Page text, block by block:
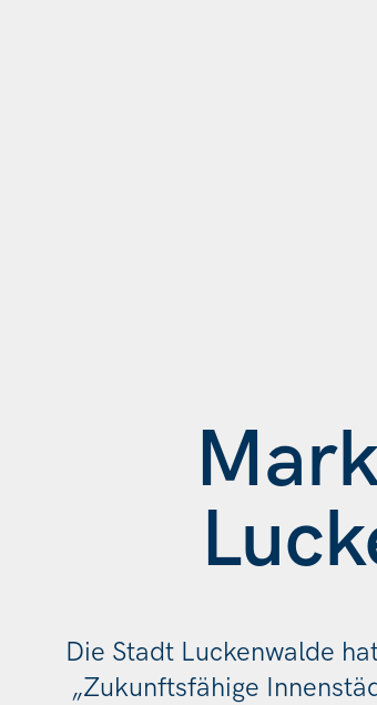
Die Stadt Luckenwalde
„Zukunftsfähige